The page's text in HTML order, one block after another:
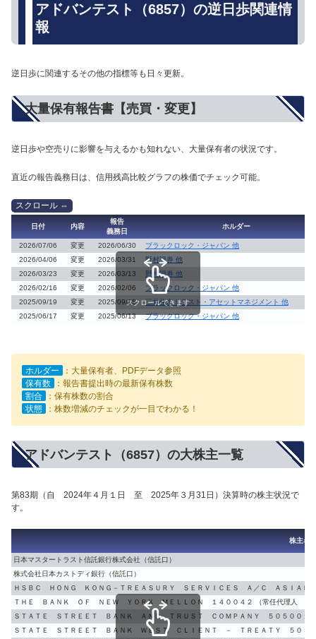
アドバンテスト（6857）の逆日歩関連情
報
逆日歩に関連するその他の指標等も日々更新。
大量保有報告書【売買・変更】
逆日歩や空売りに影響を与えるかも知れない、大量保有者の状況です。
直近の報告義務日は、信用残高比較グラフの株価でチェック可能。
日付 内容
報告
義務日
ホルダー
2026/07/06 変更 2026/06/30
ブラックロック・ジャパン 他
2026/04/06
変更 2026/03/31
野村證券 他
2026/03/23
変更 2026/03/13
野村證券 他
2026/02/16
変更 2026/02/06
ブラックロック・ジャパン 他
2025/09/19
変更 2025/09/15
三井住友トラスト・アセットマネジメント 他
2025/06/17
変更 2025/06/13 ブラックロック・ジャパン 他
スクロールできます
ホルダー
：大量保有者、PDFデータ参照
保有数
：報告書提出時の最新保有株数
割合
：保有株数の割合
状態
：株数増減のチェックが一目でわかる！
アドバンテスト（6857）の大株主一覧
第83期（自 2024年４月１日 至 2025年３月31日）決算時の株主状況で
す。
株主名
日本マスタートラスト信託銀行株式会社（信託口）
株式会社日本カストディ銀行（信託口）
ＨＳＢＣ ＨＯＮＧ ＫＯＮＧ－ＴＲＥＡＳＵＲＹ ＳＥＲＶＩＣＥＳ Ａ／Ｃ ＡＳＩＡＮ
ＴＨＥ ＢＡＮＫ ＯＦ ＮＥＷ ＹＯＲＫ ＭＥＬＬＯＮ １４００４２ （常任代理人 株式
ＳＴＡＴＥ ＳＴＲＥＥＴ ＢＡＮＫ ＡＮＤ ＴＲＵＳＴ ＣＯＭＰＡＮＹ ５０５００１
ＳＴＡＴＥ ＳＴＲＥＥＴ ＢＡＮＫ ＷＥＳＴ ＣＬＩＥＮＴ － ＴＲＥＡＴＹ ５０５２